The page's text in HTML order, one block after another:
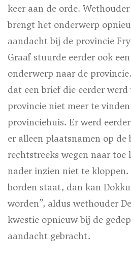
keer aan de orde.
brengt het onderwerp
aandacht bij de provincie
Graaf stuurde eerder ook
onderwerp naar de
dat een brief die eerder
provincie niet meer te
provinciehuis. Er werd
er alleen plaatsnamen op
rechtstreeks wegen naar
nader inzien niet te kloppen.
borden staat, dan kan
worden”, aldus wethouder
kwestie opnieuw bij de
aandacht gebracht.